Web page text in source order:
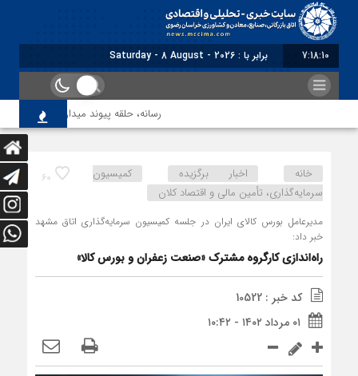
7:18:11 برابر با : Saturday - 8 August - 2026
رسانه، حلقه پیوند میدان اقتصاد و عرصه
60 خانه اخبار برگزیده
کمیسیون
سرمایه‌گذاری، تأمین مالی و اقتصاد کلان
مدیرعامل بورس کالای ایران در جلسه کمیسیون سرمایه‌گذاری اتاق مشهد
خبر داد:
راه‌اندازی کارگروه مشترک «صنعت زعفران و بورس کالا»
کد خبر : 10522
۰۱ مرداد ۱۴۰۲ - ۱۰:۴۲